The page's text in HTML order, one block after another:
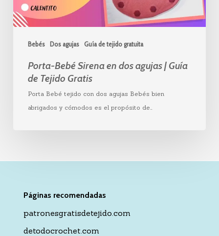
Bebés Dos agujas Guía de tejido gratuita
Guía
de
Porta-Bebé Sirena en dos agujas | Guía
de Tejido Gratis
Porta Bebé tejido con dos agujas Bebés bien
abrigados y cómodos es el propósito de…
Páginas recomendadas
patronesgratisdetejido.com
detodocrochet.com